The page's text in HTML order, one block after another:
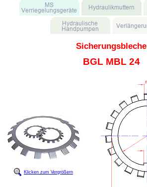
Sicherungsbleche
BGL MBL 24
Klicken zum Vergrößern